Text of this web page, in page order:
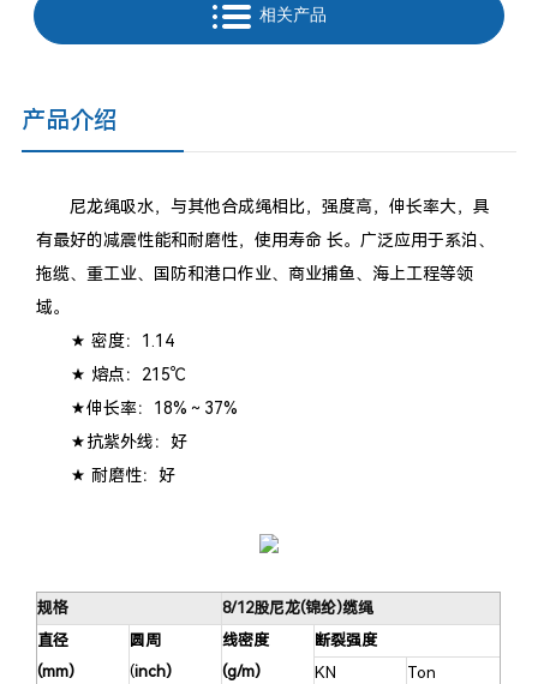
相关产品
产品介绍
尼龙绳吸水，与其他合成绳相比，强度高，伸长率大，具
有最好的减震性能和耐磨性，使用寿命 长。广泛应用于系泊、
拖缆、重工业、国防和港口作业、商业捕鱼、海上工程等领
域。
★ 密度：1.14
★ 熔点：215℃
★伸长率：18%～37%
★抗紫外线：好
★ 耐磨性：好
规格
8/12股尼龙(锦纶)缆绳
直径
(mm)
圆周
(inch)
线密度
(g/m)
断裂强度
KN
Ton